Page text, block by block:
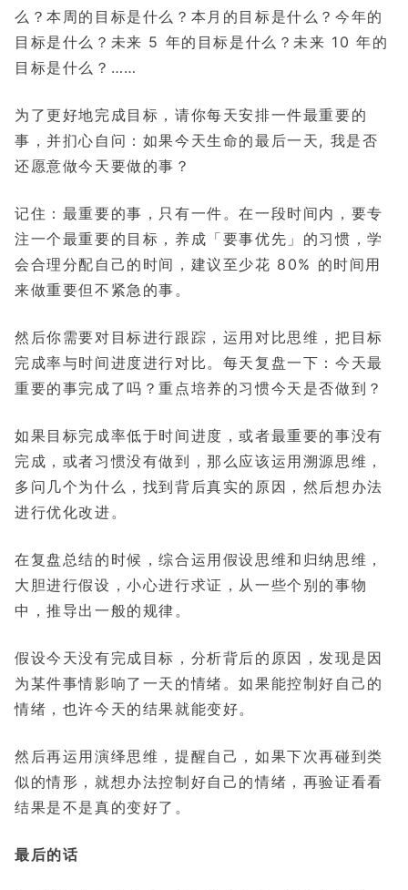
么？本周的目标是什么？本月的目标是什么？今年的
目标是什么？未来 5 年的目标是什么？未来 10 年的
目标是什么？……
为了更好地完成目标，请你每天安排一件最重要的
事，并扪心自问：如果今天生命的最后一天, 我是否
还愿意做今天要做的事？
记住：最重要的事，只有一件。在一段时间内，要专
注一个最重要的目标，养成「要事优先」的习惯，学
会合理分配自己的时间，建议至少花 80% 的时间用
来做重要但不紧急的事。
然后你需要对目标进行跟踪，运用对比思维，把目标
完成率与时间进度进行对比。每天复盘一下：今天最
重要的事完成了吗？重点培养的习惯今天是否做到？
如果目标完成率低于时间进度，或者最重要的事没有
完成，或者习惯没有做到，那么应该运用溯源思维，
多问几个为什么，找到背后真实的原因，然后想办法
进行优化改进。
在复盘总结的时候，综合运用假设思维和归纳思维，
大胆进行假设，小心进行求证，从一些个别的事物
中，推导出一般的规律。
假设今天没有完成目标，分析背后的原因，发现是因
为某件事情影响了一天的情绪。如果能控制好自己的
情绪，也许今天的结果就能变好。
然后再运用演绎思维，提醒自己，如果下次再碰到类
似的情形，就想办法控制好自己的情绪，再验证看看
结果是不是真的变好了。
最后的话